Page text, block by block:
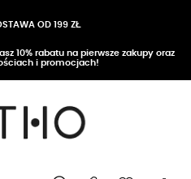
OD 199 ZŁ
10% rabatu na pierwsze zakupy oraz
i promocjach!